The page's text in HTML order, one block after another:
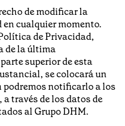
de modificar la
cualquier momento.
de Privacidad,
de la última
superior de esta
se colocará un
podremos notificarlo a los
través de los datos de
al Grupo DHM.